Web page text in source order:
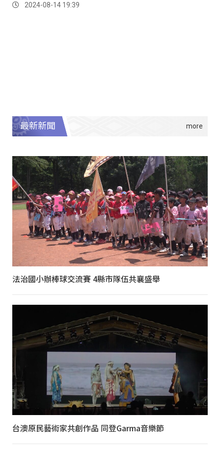
2024-08-14 19:39
最新新聞
法治國小辦棒球交流賽 4縣市隊伍共襄盛舉
台澳原民藝術家共創作品 同登Garma音樂節